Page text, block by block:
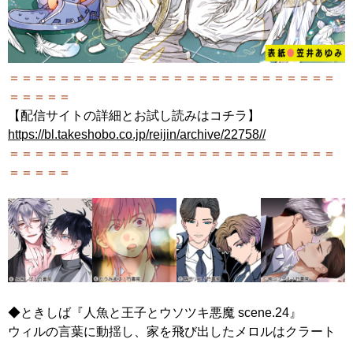
＝＝＝＝＝＝＝＝＝＝＝＝＝＝＝＝＝＝＝＝＝＝＝＝＝＝
＝＝＝＝＝
【配信サイトの詳細とお試し読みはコチラ】
https://bl.takeshobo.co.jp/reijin/archive/22758//
＝＝＝＝＝＝＝＝＝＝＝＝＝＝＝＝＝＝＝＝＝＝＝＝＝＝
＝＝＝＝＝
◆ときしば『人魚と王子とウソツキ悪魔 scene.24』
ウィルの言葉に動揺し、家を飛び出したメロルはクラート